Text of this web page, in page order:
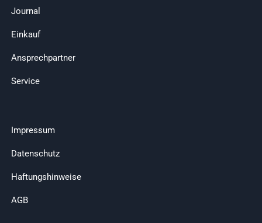
Journal
Einkauf
Ansprechpartner
Service
Impressum
Datenschutz
Haftungshinweise
AGB